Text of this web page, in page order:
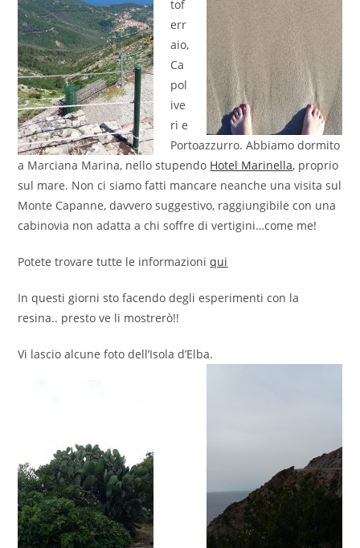
tof
err
aio,
Ca
pol
ive
ri e
Portoazzurro. Abbiamo dormito
a Marciana Marina, nello stupendo Hotel Marinella, proprio
sul mare. Non ci siamo fatti mancare neanche una visita sul
Monte Capanne, davvero suggestivo, raggiungibile con una
cabinovia non adatta a chi soffre di vertigini…come me!
Potete trovare tutte le informazioniqui
In questi giorni sto facendo degli esperimenti con la
resina.. presto ve li mostrerò!!
Vi lascio alcune foto dell’Isola d’Elba.